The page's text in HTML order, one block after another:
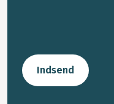
Indsend